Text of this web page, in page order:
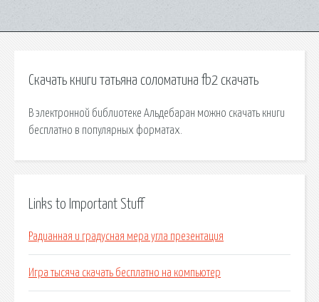
Скачать книги татьяна соломатина fb2 скачать
В электронной библиотеке Альдебаран можно скачать книги
бесплатно в популярных форматах.
Links to Important Stuff
Радианная и градусная мера угла презентация
Игра тысяча скачать бесплатно на компьютер